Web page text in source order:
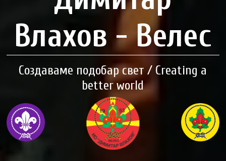
Влахов - Велес
Создаваме подобар свет / Creating a
better world